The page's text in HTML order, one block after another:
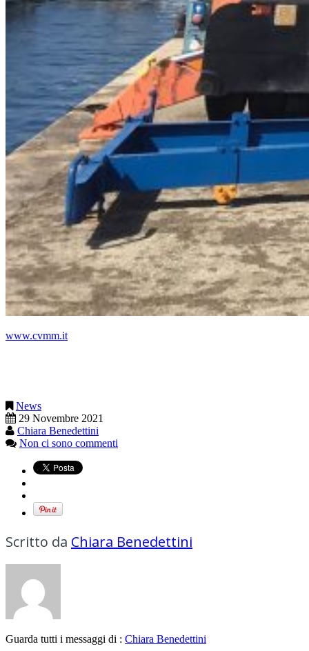
www.cvmm.it
News
29 Novembre 2021
Chiara Benedettini
Non ci sono commenti
Scritto da Chiara Benedettini
Guarda tutti i messaggi di : Chiara Benedettini